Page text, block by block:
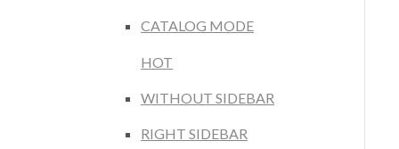
CATALOG MODE
HOT
WITHOUT SIDEBAR
RIGHT SIDEBAR